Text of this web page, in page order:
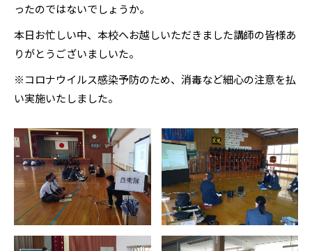
ったのではないでしょうか。
本日お忙しい中、本校へお越しいただきました講師の皆様あ
りがとうございましいた。
※コロナウイルス感染予防のため、消毒など細心の注意を払
い実施いたしました。